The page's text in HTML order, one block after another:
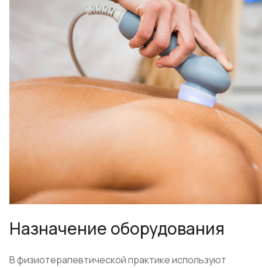
Назначение оборудования
В физиотерапевтической практике используют